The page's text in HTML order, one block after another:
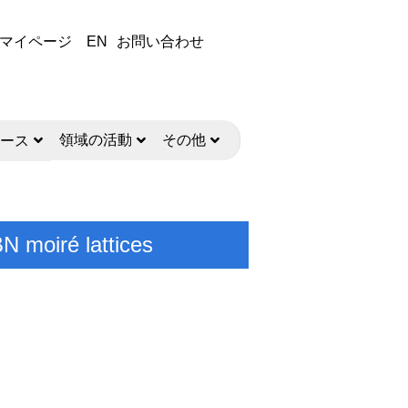
マイページ EN お問い合わせ
ス 領域の活動 その他
moiré lattices